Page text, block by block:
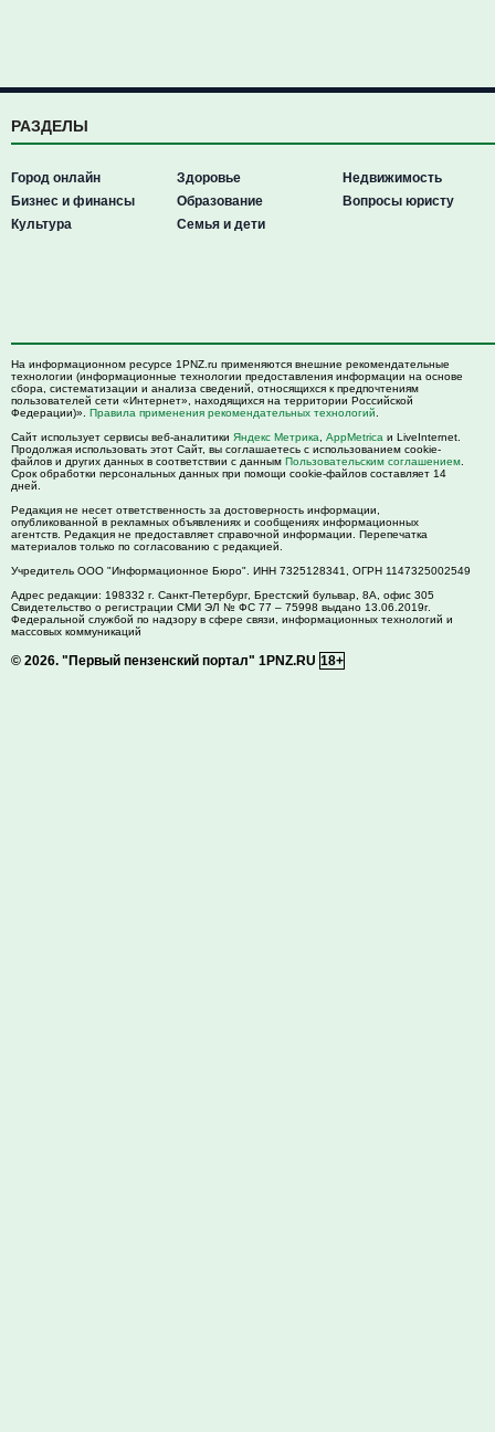
РАЗДЕЛЫ
Город онлайн
Бизнес и финансы
Культура
Здоровье
Образование
Семья и дети
Недвижимость
Вопросы юристу
На информационном ресурсе 1PNZ.ru применяются внешние рекомендательные
технологии (информационные технологии предоставления информации на основе
сбора, систематизации и анализа сведений, относящихся к предпочтениям
пользователей сети «Интернет», находящихся на территории Российской
Федерации)». Правила применения рекомендательных технологий
Сайт использует сервисы веб-аналитики Яндекс Метрика AppMetrica и LiveInternet.
Продолжая использовать этот Сайт, вы соглашаетесь с использованием cookie-
файлов и других данных в соответствии с данным Пользовательским соглашением
Срок обработки персональных данных при помощи cookie-файлов составляет 14
дней.
Редакция не несет ответственность за достоверность информации,
опубликованной в рекламных объявлениях и сообщениях информационных
агентств. Редакция не предоставляет справочной информации. Перепечатка
материалов только по согласованию с редакцией.
Учредитель ООО "Информационное Бюро". ИНН 7325128341, ОГРН 1147325002549
Адрес редакции: 198332 г. Санкт-Петербург, Брестский бульвар, 8А, офис 305
Свидетельство о регистрации СМИ ЭЛ № ФС 77 – 75998 выдано 13.06.2019г.
Федеральной службой по надзору в сфере связи, информационных технологий и
массовых коммуникаций
© 2026. "Первый пензенский портал" 1PNZ.RU 18+